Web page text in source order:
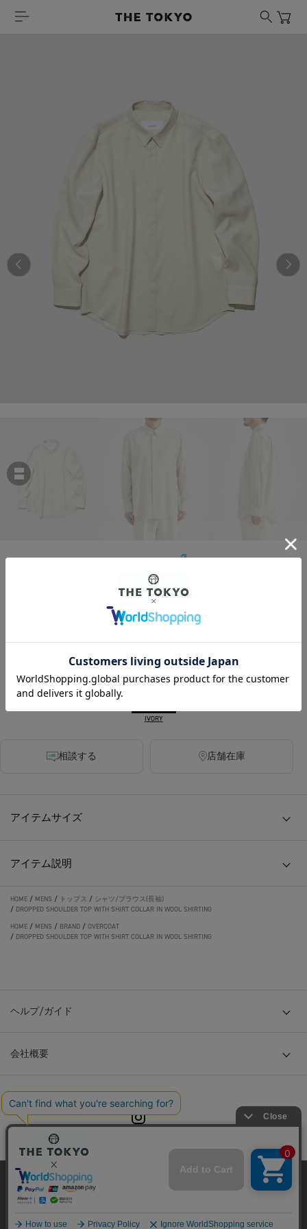
OVERCOAT
DROPPED SHOULDER TOP WITH SHIRT COLLAR IN WOOL SHIRTING
￥46,200
420ポイント付与
SOLD OUT
カラー
IVORY
相談する 店舗在庫
アイテムサイズ
アイテム説明
HOME / MENS / トップス / シャツ/ブラウス(長袖)
/ DROPPED SHOULDER TOP WITH SHIRT COLLAR IN WOOL SHIRTING
HOME / MENS / BRAND / OVERCOAT
/ DROPPED SHOULDER TOP WITH SHIRT COLLAR IN WOOL SHIRTING
ヘルプ/ガイド
会社概要
© TOKYO BASE CO., LTD
当サイトはクッキー(cookie)を使用します。クッキーはサイト内
の一部の機能および、サイトの使用状況の分析からマーケティ
ング活動に利用することを目的としています。
プライバシーポリシーはこちら